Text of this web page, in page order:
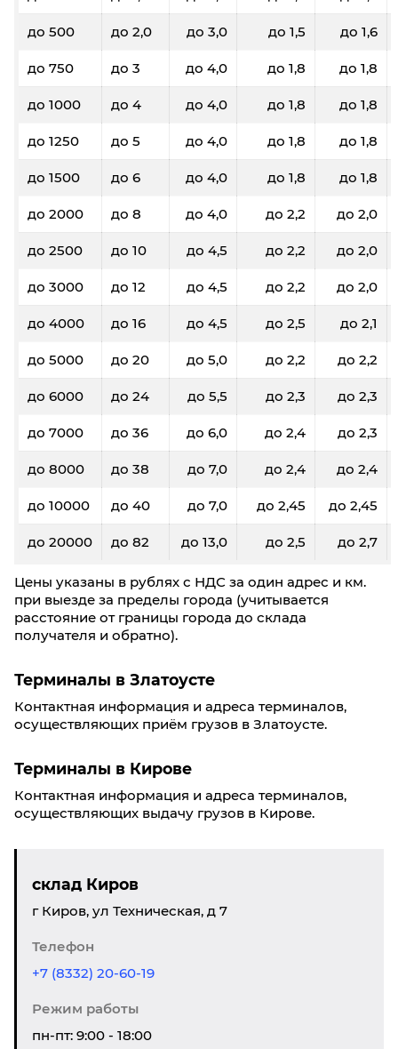
до 500 до 2,0 до 3,0 до 1,5 до 1,6
до 750 до 3 до 4,0 до 1,8 до 1,8
до 1000 до 4 до 4,0 до 1,8 до 1,8
до 1250 до 5 до 4,0 до 1,8 до 1,8
до 1500 до 6 до 4,0 до 1,8 до 1,8
до 2000 до 8 до 4,0 до 2,2 до 2,0
до 2500 до 10 до 4,5 до 2,2 до 2,0
до 3000 до 12 до 4,5 до 2,2 до 2,0
до 4000 до 16 до 4,5 до 2,5 до 2,1
до 5000 до 20 до 5,0 до 2,2 до 2,2
до 6000 до 24 до 5,5 до 2,3 до 2,3
до 7000 до 36 до 6,0 до 2,4 до 2,3
до 8000 до 38 до 7,0 до 2,4 до 2,4
до 10000 до 40 до 7,0 до 2,45 до 2,45
до 20000 до 82 до 13,0 до 2,5 до 2,7
Цены указаны в рублях с НДС за один адрес и км.
при выезде за пределы города (учитывается
расстояние от границы города до склада
получателя и обратно).
Терминалы в Златоусте
Контактная информация и адреса терминалов,
осуществляющих приём грузов в Златоусте.
Терминалы в Кирове
Контактная информация и адреса терминалов,
осуществляющих выдачу грузов в Кирове.
склад Киров
г Киров, ул Техническая, д 7
Телефон
+7 (8332) 20-60-19
Режим работы
пн-пт: 9:00 - 18:00